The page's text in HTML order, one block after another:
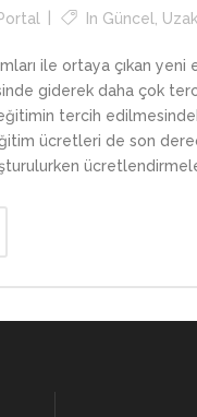
In Güncel
ile ortaya çıkan
giderek daha çok
tercih
ücretleri de son